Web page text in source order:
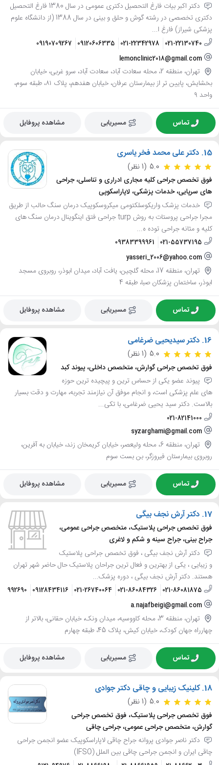
دکتر اکبر بیات فارغ التحصیل دکتری عمومی در سال 1380 فارغ التحصیل
دکتری تخصصی در رشته گوش و حلق و بینی در سال 1388 (از دانشگاه علوم
پزشکی شیراز) فارغ ا...
021-22130740
021-22342978
09120606335
09190709267
lemonclinic2018@gmail.com
تهران، منطقه 2، محله سعادت آباد، سعادت آباد، سرو غربی، خیابان
بخشایش، پایین تر از بیمارستان عرفان، خیابان هفدهم، پلاک ۸۱، طبقه سوم،
واحد ۹
تماس مسیریابی مشاهده پروفایل
15. دکتر علی محمد فخر یاسری
5.0 (1 نظر)
فوق تخصص جراحی کلیه مجاری ادراری و تناسلی، جراحی
های سرپایی، خدمات پزشکی، لاپاراسکوپی
خدمات پزشک واریکوسلکتومی میکروسکوپیک درمان سنگ حالب از طریق
مجرا جراحی پروستات به روش turp جراحی فتق اینگوینال درمان سنگ های
کلیه و مثانه جراحی توده ه...
021-55737195
09383399961
yasseri_2006@yahoo.com
تهران، منطقه 17، محله گلچین، یافت آباد، میدان ابوذر، روبروی مسجد
ابوذر، ساختمان پزشکان صبا، طبقه 4
تماس مسیریابی مشاهده پروفایل
16. دکتر سیدیحیی ضرغامی
5.0 (1 نظر)
فوق تخصص جراحی گوارش، متخصص داخلی، پیوند کبد
پیوند عضو یکی از حساس ترین و پیچیده ترین حوزه
های علم پزشکی است، و انجام موفق آن نیازمند تجربه، مهارت و دقت بسیار
بالاست. دکتر سید یحیی ضرغامی، با تکی...
021-82141000
syzarghami@gmail.com
تهران، منطقه 6، محله ولیعصر، خیابان کریمخان زند، خیابان به آفرین،
روبروی بیمارستان فیروزگر، بن بست سوم
تماس مسیریابی مشاهده پروفایل
17. دکتر آرش نجف بیگی
فوق تخصص جراحی پلاستیک، متخصص جراحی عمومی،
جراح بینی، جراح سینه و شکم و لاغری
دکتر آرش نجف بیگی ، فوق تخصص جراحی پلاستیک
و زیبایی ، یکی از بهترین و فعال ترین جراحان پلاستیک حال حاضر شهر تهران
هستند. دکتر آرش نجف بیگی ، دوره پزشک...
021-86081875
021-86084326
021-26740064
09128434116
a.najafbeigi@gmail.com
تهران، منطقه 3، محله کاووسیه، میدان ونک، خیابان حقانی، بالاتر از
چهارراه جهان کودک، خیابان کیش، پلاک 45، طبقه چهارم
تماس مسیریابی مشاهده پروفایل
18. کلینیک زیبایی و چاقی دکتر جوادی
5.0 (1 نظر)
فوق تخصص جراحی پلاستیک، فوق تخصص جراحی
گوارش، متخصص جراحی عمومی، جراحی چاقی
دکتر ناصر جوادی پروانه جراح چاقی لاپاراسکوپیک عضو انجمن جراحی
چاقی ایران و انجمن جراحی چاقی بین الملل (IFSO)